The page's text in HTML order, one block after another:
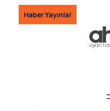
İçeriğe
geç
Haber Yayınla!